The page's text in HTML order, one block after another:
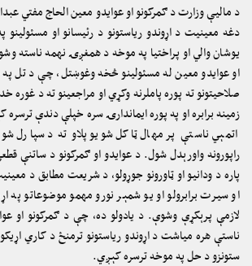
د مالیې وزارت د ګمرکونو او عوایدو معین الحاج مفتي
دغه معینیت د اړوندو ریاستونو د رئیسانو او
یوشان والي او پراختیا په موخه د همغږۍ نهمه ناسته
او عوایدو معین له مسئولینو څخه وغوښتل، چې د تل په
صلاحیتونو ته پوره پاملرنه وکړي او مراجعینو ته د غوره
زمینه برابره او په پوره ایماندارۍ سره خپلې دندې
اتمېي ناستې پر مهال ټاکل شویو پلاو ته د سپارل
راپورونه واورېدل شول. د عوایدو او ګمرکونو د ساتنې
پاره د ودانیو او ټاورونو جوړولو، د شریعت مطابق د
او سیرت برابرولو او یو شمېر نورو مهمو موضوعاتو په
لازمې پرېکړې وشوې. د یادولو ده، چې د ګمرکونو او
ناستې هره میاشت د اړوندو ریاستونو ترمنځ د کاري
ستونزو د حل په موخه ترسره کېږي.